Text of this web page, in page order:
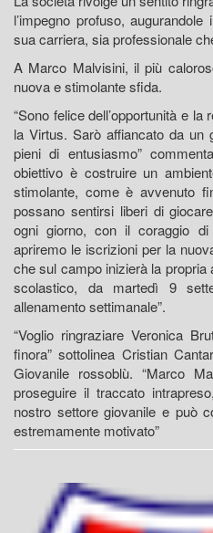
l’impegno profuso,
sua carriera, sia professionale
A Marco Malvisini, il più
nuova e stimolante sfida.
“Sono felice dell’opportunità e
la Virtus. Sarò affiancato da un
pieni di entusiasmo”
obiettivo è costruire un
stimolante, come è avvenuto
possano sentirsi liberi di
ogni giorno, con il coraggio
apriremo le iscrizioni per la
che sul campo inizierà la
scolastico, da martedì 9
allenamento settimanale”.
“Voglio ringraziare Veronica
finora” sottolinea Cristian
Giovanile rossoblù. “Marco
proseguire il traccato
nostro settore giovanile e può
estremamente motivato”